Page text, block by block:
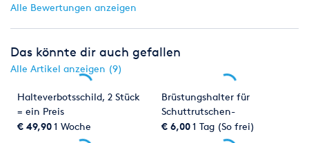
Alle Bewertungen anzeigen
Das könnte dir auch gefallen
Alle Artikel anzeigen (9)
Halteverbotsschild, 2 Stück
= ein Preis
€ 49,901 Woche
Brüstungshalter für
Schuttrutschen-
Grundgestell
€ 6,001 Tag (So frei)